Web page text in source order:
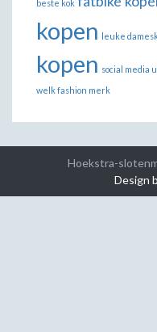
beste kok
kopen leuke
kopen social media
welk fashion merk
Hoekstra-
Design